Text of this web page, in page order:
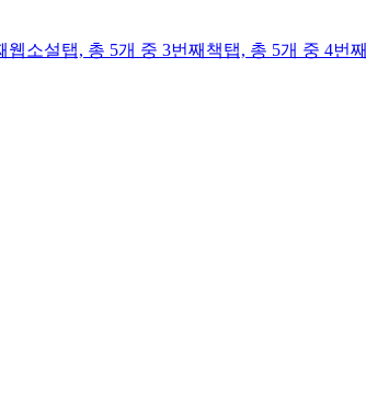
웹소설탭, 총 5개 중 3번째 책탭, 총 5개 중 4번째